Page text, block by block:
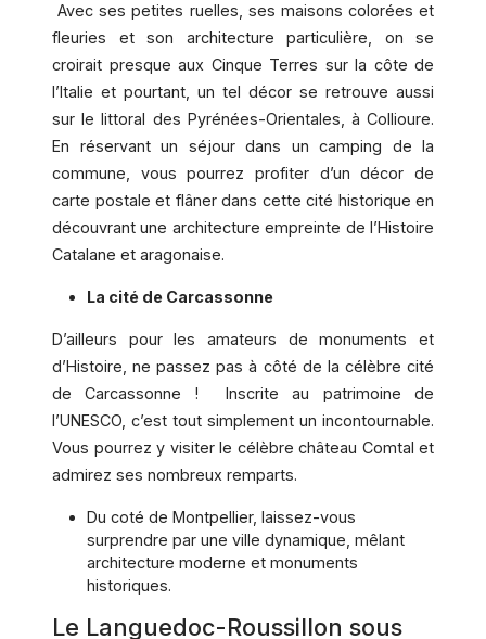
Avec ses petites ruelles, ses maisons colorées et
fleuries et son architecture particulière, on se
croirait presque aux Cinque Terres sur la côte de
l’Italie et pourtant, un tel décor se retrouve aussi
sur le littoral des Pyrénées-Orientales, à Collioure.
En réservant un séjour dans un camping de la
commune, vous pourrez profiter d’un décor de
carte postale et flâner dans cette cité historique en
découvrant une architecture empreinte de l’Histoire
Catalane et aragonaise.
La cité de Carcassonne
D’ailleurs pour les amateurs de monuments et
d’Histoire, ne passez pas à côté de la célèbre cité
de Carcassonne ! Inscrite au patrimoine de
l’UNESCO, c’est tout simplement un incontournable.
Vous pourrez y visiter le célèbre château Comtal et
admirez ses nombreux remparts.
Du coté de Montpellier, laissez-vous
surprendre par une ville dynamique, mêlant
architecture moderne et monuments
historiques.
Le Languedoc-Roussillon sous